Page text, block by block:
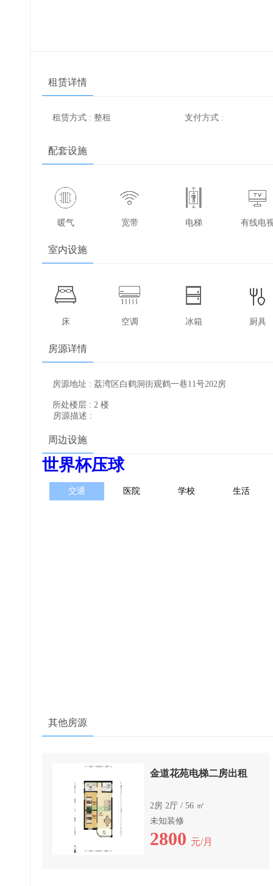
租赁详情
租赁方式 : 整租 支付方式 :
配套设施
暖气 宽带 电梯 有线电
室内设施
床 空调 冰箱 厨具
房源详情
房源地址 : 荔湾区白鹤洞街观鹤一巷11号202房
所处楼层 : 2 楼
房源描述 :
周边设施
其他房源
金道花苑电梯二房出租
2房 2厅 / 56 ㎡
未知装修
2800 元/月